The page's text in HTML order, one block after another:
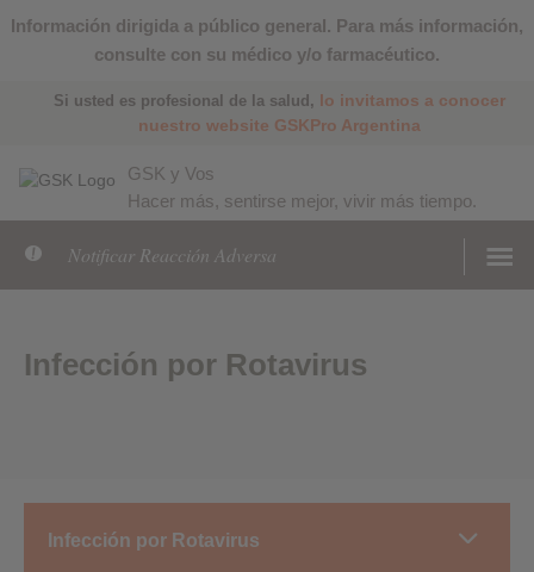
Información dirigida a público general. Para más información,
consulte con su médico y/o farmacéutico.
Si usted es profesional de la salud, lo invitamos a conocer
nuestro website GSKPro Argentina
GSK y Vos
Hacer más, sentirse mejor, vivir más tiempo.
Notificar Reacción Adversa
Infección por Rotavirus
Infección por Rotavirus